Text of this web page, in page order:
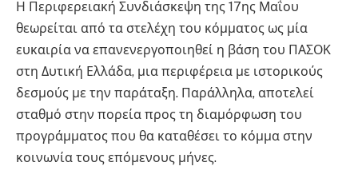
Η Περιφερειακή Συνδιάσκεψη της 17ης Μαΐου
θεωρείται από τα στελέχη του κόμματος ως μία
ευκαιρία να επανενεργοποιηθεί η βάση του ΠΑΣΟΚ
στη Δυτική Ελλάδα, μια περιφέρεια με ιστορικούς
δεσμούς με την παράταξη. Παράλληλα, αποτελεί
σταθμό στην πορεία προς τη διαμόρφωση του
προγράμματος που θα καταθέσει το κόμμα στην
κοινωνία τους επόμενους μήνες.